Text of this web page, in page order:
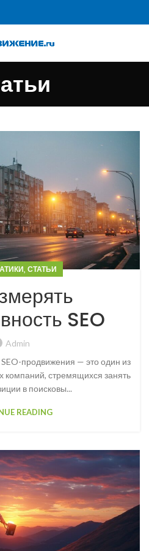
, СТАТЬИ
SEO
Admin
продвижения — это один из
компаний, стремящихся занять
в поисковы...
READING